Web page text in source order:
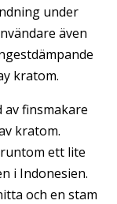
under
även
kratom.
av finsmakare
kratom.
ett lite
i Indonesien.
och en stam